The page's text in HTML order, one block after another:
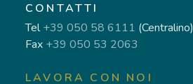
CONTATTI
Tel+39 050 58 6111 (Centralino)
Fax +39 050 53 2063
LAVORA CON NOI